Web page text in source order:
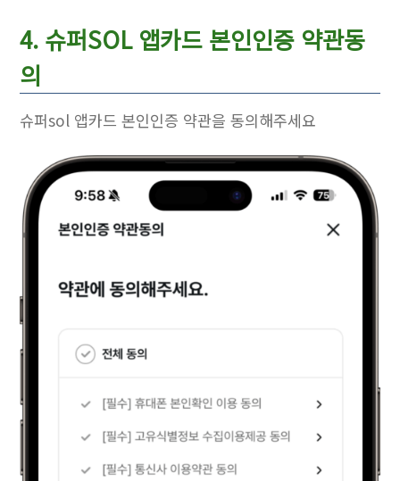
4. 슈퍼SOL 앱카드 본인인증 약관동
의
슈퍼sol 앱카드 본인인증 약관을 동의해주세요